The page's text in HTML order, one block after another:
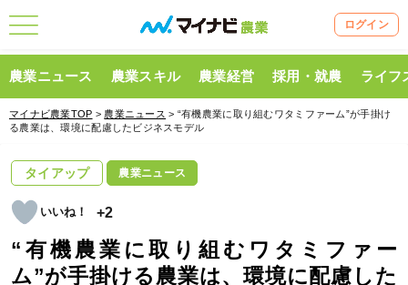
ログイン
農業ニュース 農業スキル 農業経営 採用・就農 ライフ
マイナビ農業TOP > 農業ニュース > “有機農業に取り組むワタミファーム”が手掛け
る農業は、環境に配慮したビジネスモデル
タイアップ 農業ニュース
+2
“有機農業に取り組むワタミファー
ム”が手掛ける農業は、環境に配慮した